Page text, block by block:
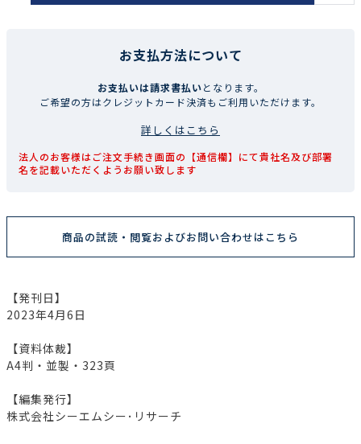
お支払方法について
お支払いは請求書払いとなります。
ご希望の方はクレジットカード決済もご利用いただけます。
詳しくはこちら
法人のお客様はご注文手続き画面の【通信欄】にて貴社名及び部署
名を記載いただくようお願い致します
商品の試読・閲覧およびお問い合わせはこちら
【発刊日】
2023年4月6日
【資料体裁】
A4判・並製・323頁
【編集発行】
株式会社シーエムシー･リサーチ